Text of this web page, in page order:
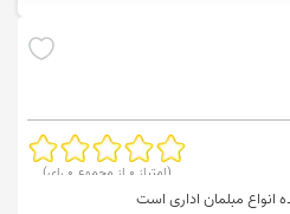
(امتیاز 0 از مجموع 0 رای)
انواع مبلمان اداری است